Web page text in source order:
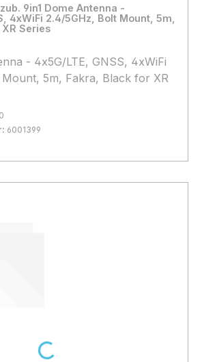
9in1 Dome Antenna -
4xWiFi 2.4/5GHz, Bolt Mount, 5m,
Series
- 4x5G/LTE, GNSS, 4xWiFi
5m, Fakra, Black for XR
6001399
Loading...